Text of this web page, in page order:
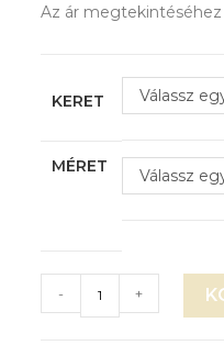
Az ár
KERET Válassz
MÉRET Válassz
- +